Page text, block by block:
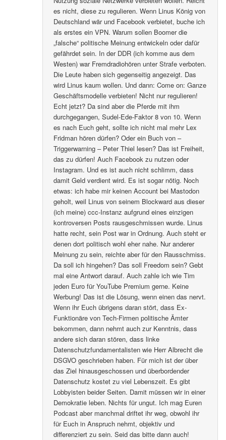
es nicht, diese zu regulieren. Wenn Linus König von
Deutschland wär und Facebook verbietet, buche ich
als erstes ein VPN. Warum sollen Boomer die
„falsche“ politische Meinung entwickeln oder dafür
gefährdet sein. In der DDR (ich komme aus dem
Westen) war Fremdradiohören unter Strafe verboten.
Die Leute haben sich gegenseitig angezeigt. Das
wird Linus kaum wollen. Und dann: Come on: Ganze
Geschäftsmodelle verbieten! Nicht nur regulieren!
Echt jetzt? Da sind aber die Pferde mit ihm
durchgegangen, Sudel-Ede-Faktor 8 von 10. Wenn
es nach Euch geht, sollte ich nicht mal mehr Lex
Fridman hören dürfen? Oder ein Buch von –
Triggerwarning – Peter Thiel lesen? Das ist Freiheit,
das zu dürfen! Auch Facebook zu nutzen oder
Instagram. Und es ist auch nicht schlimm, dass
damit Geld verdient wird. Es ist sogar nötig. Noch
etwas: ich habe mir keinen Account bei Mastodon
geholt, weil Linus von seinem Blockward aus dieser
(ich meine) ccc-Instanz aufgrund eines einzigen
kontroversen Posts rausgeschmissen wurde. Linus
hatte recht, sein Post war in Ordnung. Auch steht er
denen dort politisch wohl eher nahe. Nur anderer
Meinung zu sein, reichte aber für den Rausschmiss.
Da soll ich hingehen? Das soll Freedom sein? Gebt
mal eine Antwort darauf. Auch zahle ich wie Tim
jeden Euro für YouTube Premium gerne. Keine
Werbung! Das ist die Lösung, wenn einen das nervt.
Wenn ihr Euch übrigens daran stört, dass Ex-
Funktionäre von Tech-Firmen politische Ämter
bekommen, dann nehmt auch zur Kenntnis, dass
andere sich daran stören, dass linke
Datenschutzfundamentalisten wie Herr Albrecht die
DSGVO geschrieben haben. Für mich ist der über
das Ziel hinausgeschossen und überbordender
Datenschutz kostet zu viel Lebenszeit. Es gibt
Lobbyisten beider Seiten. Damit müssen wir in einer
Demokratie leben. Nichts für ungut. Ich mag Euren
Podcast aber manchmal driftet ihr weg, obwohl ihr
für Euch in Anspruch nehmt, objektiv und
differenziert zu sein. Seid das bitte dann auch!